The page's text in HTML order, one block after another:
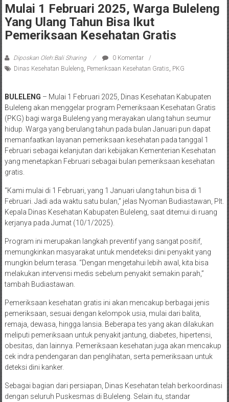
Mulai 1 Februari 2025, Warga Buleleng
Yang Ulang Tahun Bisa Ikut
Pemeriksaan Kesehatan Gratis
Diposkan Oleh:Bali Sharing
0 Komentar
Dinas Kesehatan Buleleng Pemeriksaan Kesehatan Gratis PKG
BULELENG – Mulai 1 Februari 2025, Dinas Kesehatan Kabupaten
Buleleng akan menggelar program Pemeriksaan Kesehatan Gratis
(PKG) bagi warga Buleleng yang merayakan ulang tahun seumur
hidup. Warga yang berulang tahun pada bulan Januari pun dapat
memanfaatkan layanan pemeriksaan kesehatan pada tanggal 1
Februari sebagai kelanjutan dari kebijakan Kementerian Kesehatan
yang menetapkan Februari sebagai bulan pemeriksaan kesehatan
gratis.
“Kami mulai di 1 Februari, yang 1 Januari ulang tahun bisa di 1
Februari. Jadi ada waktu satu bulan,” jelas Nyoman Budiastawan, Plt.
Kepala Dinas Kesehatan Kabupaten Buleleng, saat ditemui di ruang
kerjanya pada Jumat (10/1/2025).
Program ini merupakan langkah preventif yang sangat positif,
memungkinkan masyarakat untuk mendeteksi dini penyakit yang
mungkin belum terasa. “Dengan mengetahui lebih awal, kita bisa
melakukan intervensi medis sebelum penyakit semakin parah,”
tambah Budiastawan.
Pemeriksaan kesehatan gratis ini akan mencakup berbagai jenis
pemeriksaan, sesuai dengan kelompok usia, mulai dari balita,
remaja, dewasa, hingga lansia. Beberapa tes yang akan dilakukan
meliputi pemeriksaan untuk penyakit jantung, diabetes, hipertensi,
obesitas, dan lainnya. Pemeriksaan kesehatan juga akan mencakup
cek indra pendengaran dan penglihatan, serta pemeriksaan untuk
deteksi dini kanker.
Sebagai bagian dari persiapan, Dinas Kesehatan telah berkoordinasi
dengan seluruh Puskesmas di Buleleng. Selain itu, standar